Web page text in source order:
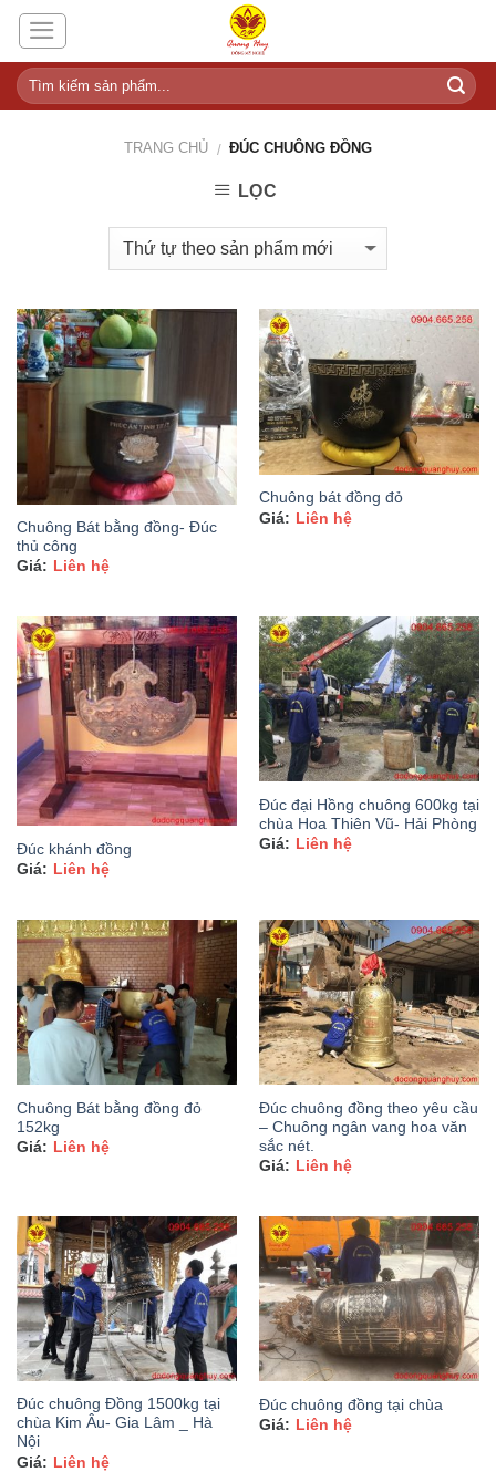
Skip
content
TRANG CHỦ / ĐÚC CHUÔNG ĐỒNG
LỌC
Chuông Bát bằng đồng- Đúc
thủ công
Liên hệ
Chuông bát đồng đỏ
Liên hệ
Đúc khánh đồng
Liên hệ
Đúc đại Hồng chuông 600kg tại
chùa Hoa Thiên Vũ- Hải Phòng
Liên hệ
Chuông Bát bằng đồng đỏ
152kg
Liên hệ
Đúc chuông đồng theo yêu cầu
– Chuông ngân vang hoa văn
sắc nét.
Liên hệ
Đúc chuông Đồng 1500kg tại
chùa Kim Âu- Gia Lâm _ Hà
Nội
Liên hệ
Đúc chuông đồng tại chùa
Liên hệ